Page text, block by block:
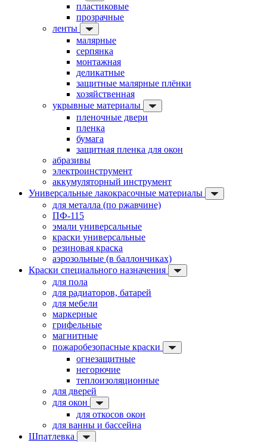
пластиковые
прозрачные
ленты
малярные
серпянка
монтажная
деликатные
защитные малярные плёнки
хозяйственная
укрывные материалы
пленочные двери
пленка
бумага
защитная пленка для окон
абразивы
электроинструмент
аккумуляторный инструмент
Универсальные лакокрасочные материалы
для металла (по ржавчине)
ПФ-115
эмали универсальные
краски универсальные
резиновая краска
аэрозольные (в баллончиках)
Краски специального назначения
для пола
для радиаторов, батарей
для мебели
маркерные
грифельные
магнитные
пожаробезопасные краски
огнезащитные
негорючие
теплоизоляционные
для дверей
для окон
для откосов окон
для ванны и бассейна
Шпатлевка